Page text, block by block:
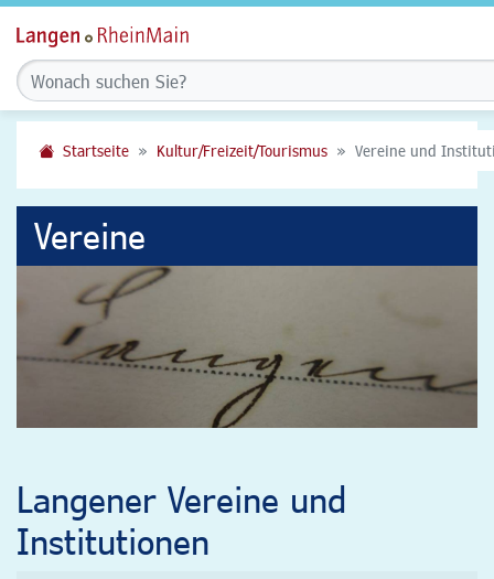
Startseite Kultur/Freizeit/Tourismus Vereine und
Vereine
Langener Vereine und
Institutionen